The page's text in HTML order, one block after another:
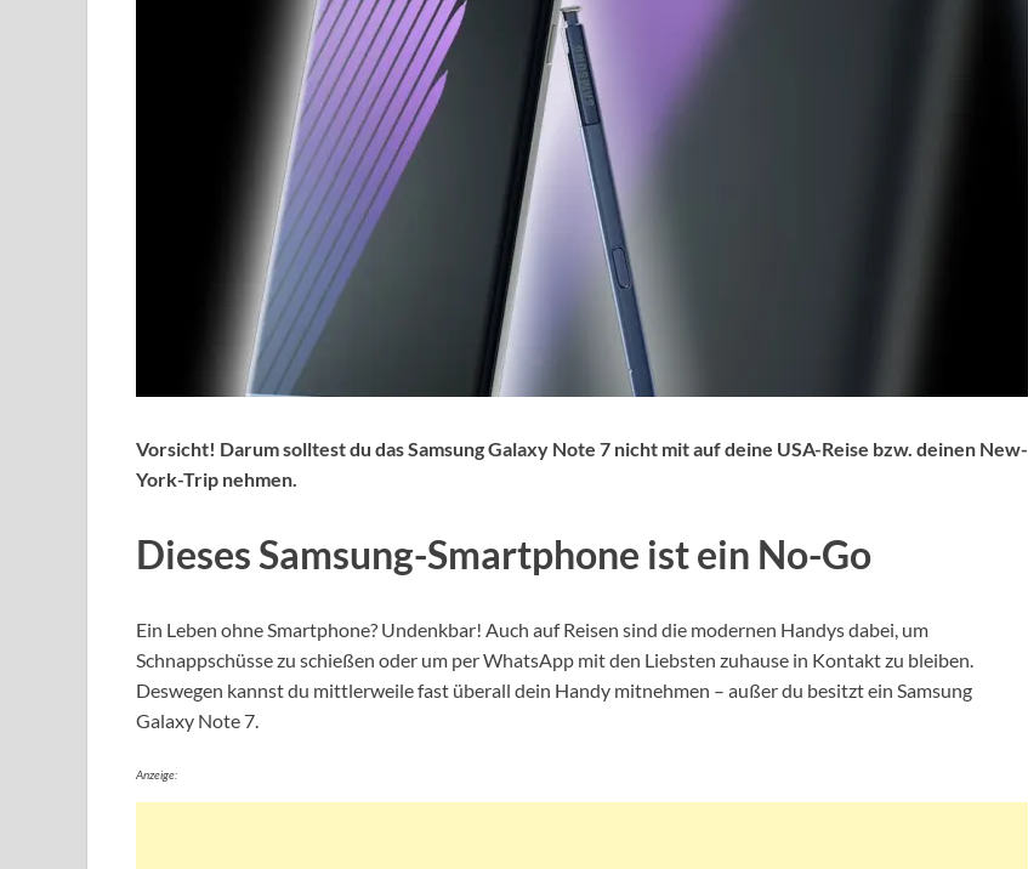
Vorsicht! Darum solltest du das Samsung Galaxy Note 7 nicht mit auf deine USA-Reise bzw. deinen New-
York-Trip nehmen.
Dieses Samsung-Smartphone ist ein No-Go
Ein Leben ohne Smartphone? Undenkbar! Auch auf Reisen sind die modernen Handys dabei, um
Schnappschüsse zu schießen oder um per WhatsApp mit den Liebsten zuhause in Kontakt zu bleiben.
Deswegen kannst du mittlerweile fast überall dein Handy mitnehmen – außer du besitzt ein Samsung
Galaxy Note 7.
Anzeige: